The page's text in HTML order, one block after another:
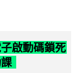
啟動碼鎖死